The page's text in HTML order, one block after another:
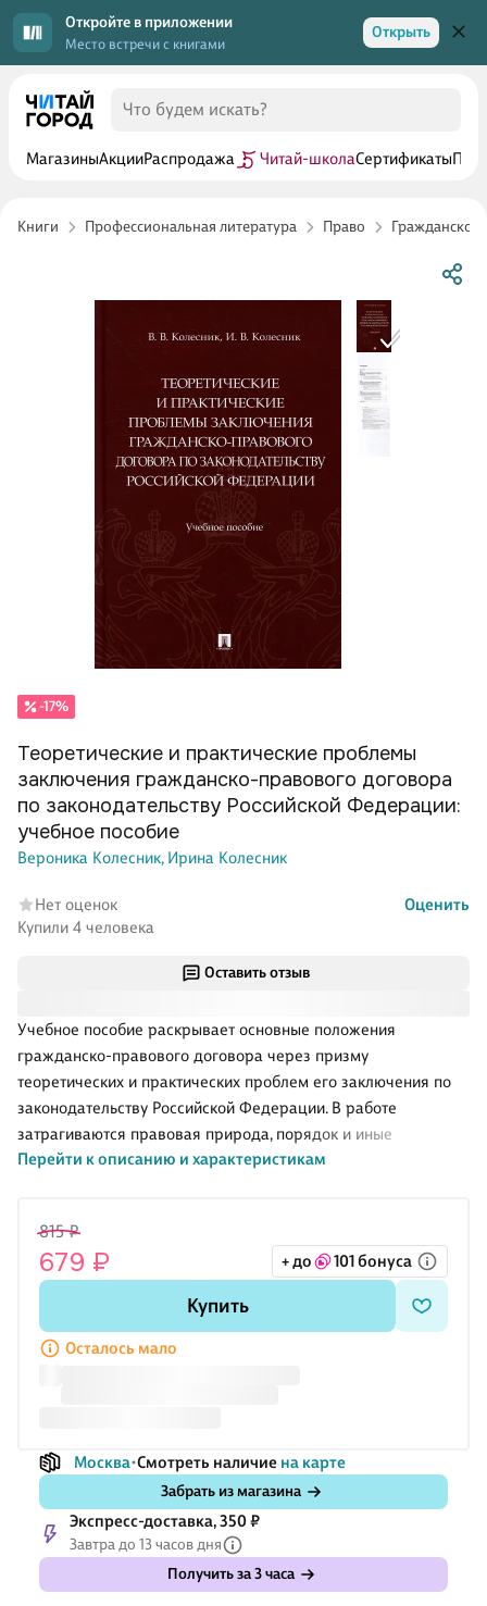
Откройте в приложении
Место встречи с книгами
Открыть
МагазиныАкцииРаспродажа Читай-школаСертификаты
Книги Профессиональная литература Право Гражданское
Оставить отзыв
Учебное пособие раскрывает основные положения
гражданско-правового договора через призму
теоретических и практических проблем его заключения по
законодательству Российской Федерации. В работе
затрагиваются правовая природа, порядок и иные
специфические черты гражданско-правового договора,
2023 г.
Пособие может быть использовано в рамках
образовательного процесса преподавателями и студентами,
при осуществлении правоприменительной деятельности, а
также лицами, интересующимися вопросами гражданского
Перейти к описанию и характеристикам
-17%
Теоретические и практические проблемы
заключения гражданско-правового договора
по законодательству Российской Федерации:
учебное пособие
Вероника Колесник, Ирина Колесник
Нет оценок
Оценить
Купили 4 человека
815 ₽
679 ₽ + до 101 бонуса
Купить
Осталось мало
Москва Смотреть наличие на карте
Забрать из магазина
Экспресс-доставка, 350 ₽
Завтра до 13 часов дня
Получить за 3 часа